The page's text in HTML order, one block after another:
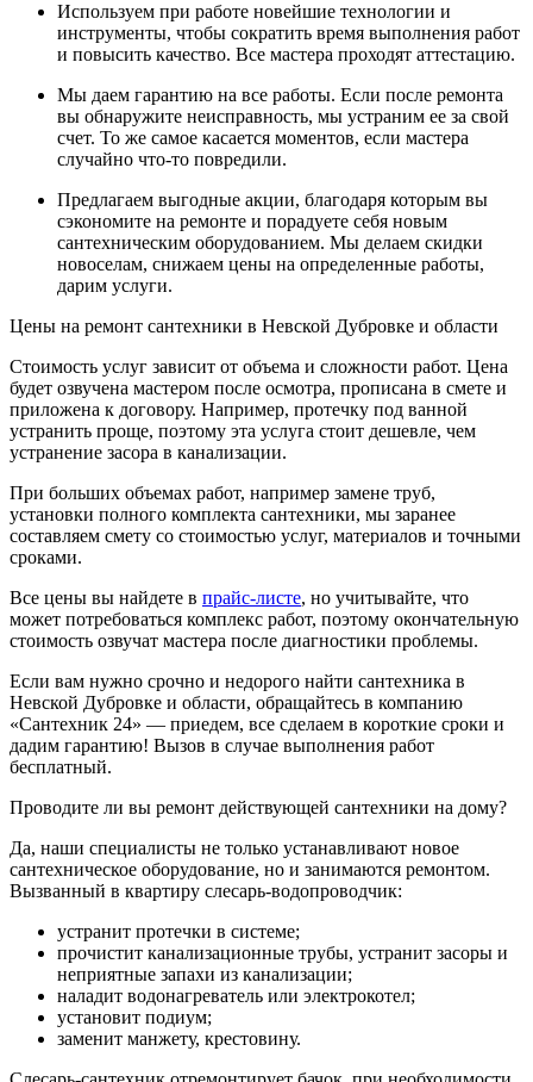
Используем при работе новейшие технологии и
инструменты, чтобы сократить время выполнения работ
и повысить качество. Все мастера проходят аттестацию.
Мы даем гарантию на все работы. Если после ремонта
вы обнаружите неисправность, мы устраним ее за свой
счет. То же самое касается моментов, если мастера
случайно что-то повредили.
Предлагаем выгодные акции, благодаря которым вы
сэкономите на ремонте и порадуете себя новым
сантехническим оборудованием. Мы делаем скидки
новоселам, снижаем цены на определенные работы,
дарим услуги.
Цены на ремонт сантехники в Невской Дубровке и области
Стоимость услуг зависит от объема и сложности работ. Цена
будет озвучена мастером после осмотра, прописана в смете и
приложена к договору. Например, протечку под ванной
устранить проще, поэтому эта услуга стоит дешевле, чем
устранение засора в канализации.
При больших объемах работ, например замене труб,
установки полного комплекта сантехники, мы заранее
составляем смету со стоимостью услуг, материалов и точными
сроками.
Все цены вы найдете в прайс-листе, но учитывайте, что
может потребоваться комплекс работ, поэтому окончательную
стоимость озвучат мастера после диагностики проблемы.
Если вам нужно срочно и недорого найти сантехника в
Невской Дубровке и области, обращайтесь в компанию
«Сантехник 24» — приедем, все сделаем в короткие сроки и
дадим гарантию! Вызов в случае выполнения работ
бесплатный.
Проводите ли вы ремонт действующей сантехники на дому?
Да, наши специалисты не только устанавливают новое
сантехническое оборудование, но и занимаются ремонтом.
Вызванный в квартиру слесарь-водопроводчик:
устранит протечки в системе;
прочистит канализационные трубы, устранит засоры и
неприятные запахи из канализации;
наладит водонагреватель или электрокотел;
установит подиум;
заменит манжету, крестовину.